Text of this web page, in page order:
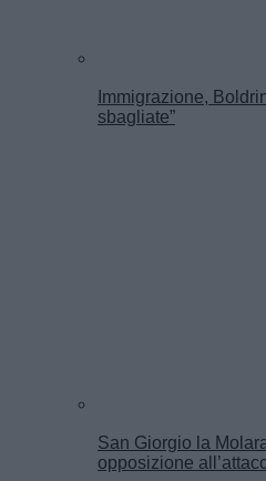
Immigrazione,
sbagliate”
San Giorgio la
opposizione